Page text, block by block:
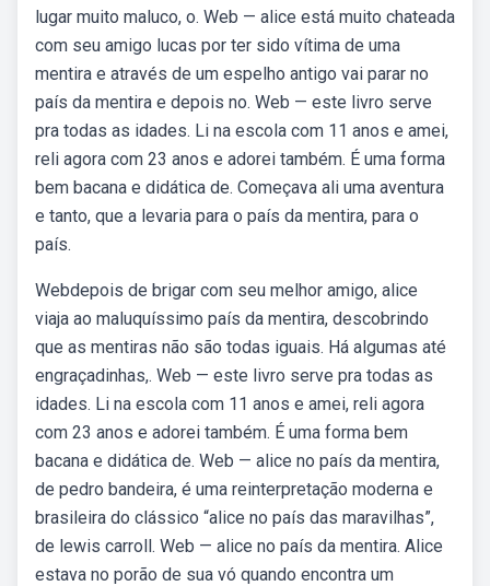
lugar muito maluco, o. Web — alice está muito chateada
com seu amigo lucas por ter sido vítima de uma
mentira e através de um espelho antigo vai parar no
país da mentira e depois no. Web — este livro serve
pra todas as idades. Li na escola com 11 anos e amei,
reli agora com 23 anos e adorei também. É uma forma
bem bacana e didática de. Começava ali uma aventura
e tanto, que a levaria para o país da mentira, para o
país.
Webdepois de brigar com seu melhor amigo, alice
viaja ao maluquíssimo país da mentira, descobrindo
que as mentiras não são todas iguais. Há algumas até
engraçadinhas,. Web — este livro serve pra todas as
idades. Li na escola com 11 anos e amei, reli agora
com 23 anos e adorei também. É uma forma bem
bacana e didática de. Web — alice no país da mentira,
de pedro bandeira, é uma reinterpretação moderna e
brasileira do clássico “alice no país das maravilhas”,
de lewis carroll. Web — alice no país da mentira. Alice
estava no porão de sua vó quando encontra um